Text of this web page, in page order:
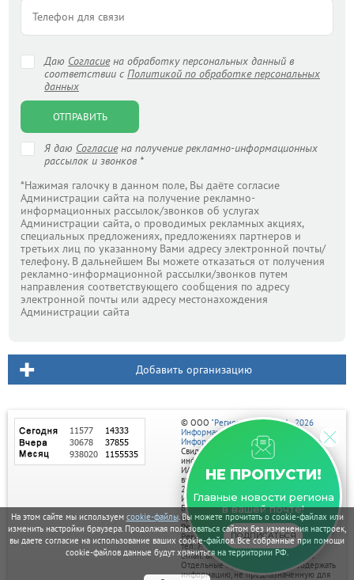
На этом сайте мы используем cookie-файлы. Вы можете прочитать о cookie-файлах или
изменить настройки браузера. Продолжая пользоваться сайтом без изменения настроек,
вы даете согласие на использование ваших cookie-файлов. Все собранные при помощи
cookie-файлов данные будут храниться на территории РФ.
Даю Согласиена обработку персональных данный в
соответствии с Политикой по обработке персональных
данных
ОТПРАВИТЬ
Я даю Согласиена получение рекламно-информационных
рассылок и звонков *
*Нажимая галочку в данном поле, Вы даёте согласие
Администрации сайта на получение рекламно-
информационных рассылок/звонков об услугах
Администрации сайта, о проводимых рекламных акциях,
специальных предложениях, предложениях партнеров и
третьих лиц по указанному Вами адресу электронной почты/
телефону. В дальнейшем Вы можете отказаться от получения
рекламно-информационной рассылки/звонков путем
направления соответствующего сообщения по адресу
электронной почты или адресу местонахождения
Администрации сайта
Добавить организацию
НЕ ПРОПУСТИ!
Главные новости региона
в вашей почте!
ПОДПИСАТЬСЯ
© ООО "Регион центр" 2004 - 2026
Информационное наполнение:
Информационное агентство vRossii.ru
Свидетельство о регистрации СМИ
информационного агентства vRossii.ru
ИА № ФС 77‑35502
выдано РОСКОМНАДЗОРом 04 марта
2009г.
И. О. Главного редактора Нарыков А. Н.
Баннеры на портале размещаются на
правах рекламы.
Реклама на портале:
Рекламное агентство "Умный маркетинг"
тел. 7-910-267-70-40,
email: umnyy.marketing@yandex.ru
Отдельные публикации могут содержать
информацию, не предназначенную для